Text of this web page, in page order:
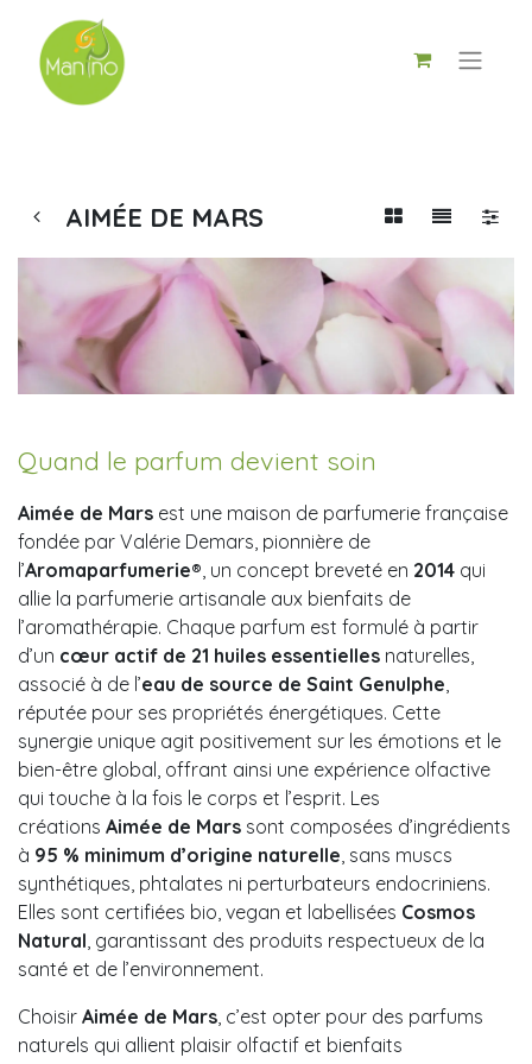
AIMÉE DE MARS
Quand le parfum devient soin
Aimée de Mars est une maison de parfumerie française
fondée par Valérie Demars, pionnière de
l’Aromaparfumerie®, un concept breveté en 2014 qui
allie la parfumerie artisanale aux bienfaits de
l’aromathérapie. Chaque parfum est formulé à partir
d’un cœur actif de 21 huiles essentielles naturelles,
associé à de l’eau de source de Saint Genulphe,
réputée pour ses propriétés énergétiques. Cette
synergie unique agit positivement sur les émotions et le
bien-être global, offrant ainsi une expérience olfactive
qui touche à la fois le corps et l’esprit. Les
créations Aimée de Mars sont composées d’ingrédients
à 95 % minimum d’origine naturelle, sans muscs
synthétiques, phtalates ni perturbateurs endocriniens.
Elles sont certifiées bio, vegan et labellisées Cosmos
Natural, garantissant des produits respectueux de la
santé et de l’environnement.
Choisir Aimée de Mars, c’est opter pour des parfums
naturels qui allient plaisir olfactif et bienfaits